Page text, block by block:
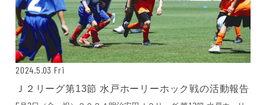
2024.5.03 Fri
Ｊ２リーグ第13節 水戸ホーリーホック戦の活動報告